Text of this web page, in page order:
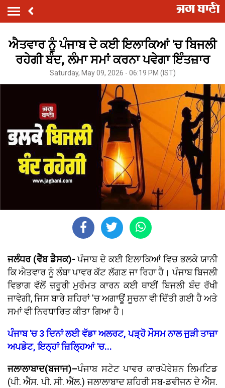
ਐਤਵਾਰ ਨੂੰ ਪੰਜਾਬ ਦੇ ਕਈ ਇਲਾਕਿਆਂ 'ਚ ਬਿਜਲੀ
ਰਹੇਗੀ ਬੰਦ, ਲੰਮਾ ਸਮਾਂ ਕਰਨਾ ਪਵੇਗਾ ਇੰਤਜ਼ਾਰ
Saturday, May 09, 2026 - 06:19 PM (IST)
ਜਲੰਧਰ (ਵੈੱਬ ਡੈਸਕ)-ਪੰਜਾਬ ਦੇ ਕਈ ਇਲਾਕਿਆਂ ਵਿਚ ਭਲਕੇ ਯਾਨੀ
ਕਿ ਐਤਵਾਰ ਨੂੰ ਲੰਬਾ ਪਾਵਰ ਕੱਟ ਲੱਗਣ ਜਾ ਰਿਹਾ ਹੈ। ਪੰਜਾਬ ਬਿਜਲੀ
ਵਿਭਾਗ ਵੱਲੋਂ ਜ਼ਰੂਰੀ ਮੁਰੰਮਤ ਕਾਰਨ ਕਈ ਥਾਈਂ ਬਿਜਲੀ ਬੰਦ ਰੱਖੀ
ਜਾਵੇਗੀ, ਜਿਸ ਬਾਰੇ ਸ਼ਹਿਰਾਂ 'ਚ ਅਗਾਊਂ ਸੂਚਨਾ ਵੀ ਦਿੱਤੀ ਗਈ ਹੈ ਅਤੇ
ਸਮਾਂ ਵੀ ਨਿਰਧਾਰਿਤ ਕੀਤਾ ਗਿਆ ਹੈ।
ਪੰਜਾਬ 'ਚ 3 ਦਿਨਾਂ ਲਈ ਵੱਡਾ ਅਲਰਟ, ਪੜ੍ਹੋ ਮੌਸਮ ਨਾਲ ਜੁੜੀ ਤਾਜ਼ਾ
ਅਪਡੇਟ, ਇਨ੍ਹਾਂ ਜ਼ਿਲ੍ਹਿਆਂ 'ਚ...
ਜਲਾਲਾਬਾਦ(ਬਜਾਜ)–ਪੰਜਾਬ ਸਟੇਟ ਪਾਵਰ ਕਾਰਪੋਰੇਸ਼ਨ ਲਿਮਟਿਡ
(ਪੀ. ਐੱਸ. ਪੀ. ਸੀ. ਐੱਲ.) ਜਲਾਲਾਬਾਦ ਸ਼ਹਿਰੀ ਸਬ-ਡਵੀਜਨ ਦੇ ਐੱਸ.